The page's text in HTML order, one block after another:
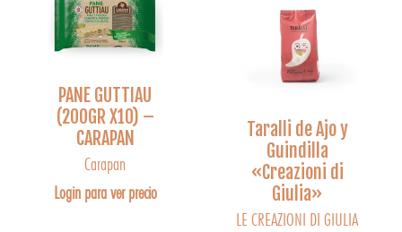
PANE GUTTIAU
(200GR X10) –
CARAPAN
Carapan
Login para ver precio
Taralli de Ajo y
Guindilla
«Creazioni di
Giulia»
LE CREAZIONI DI GIULIA